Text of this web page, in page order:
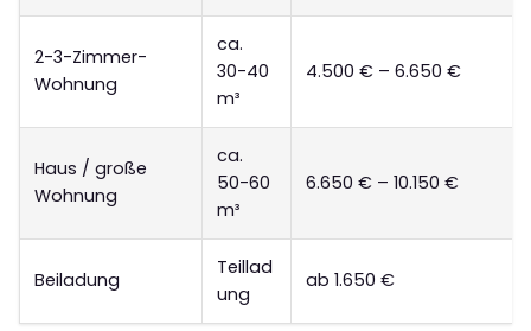
2-3-Zimmer-
Wohnung
ca.
30-40
m³
4.500 € – 6.650 €
Haus / große
Wohnung
ca.
50-60
m³
6.650 € – 10.150 €
Beiladung
Teillad
ung
ab 1.650 €